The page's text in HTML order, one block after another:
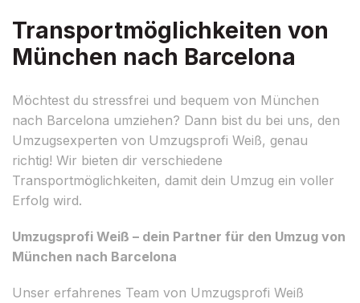
Transportmöglichkeiten von
München nach Barcelona
Möchtest du stressfrei und bequem von München
nach Barcelona umziehen? Dann bist du bei uns, den
Umzugsexperten von Umzugsprofi Weiß, genau
richtig! Wir bieten dir verschiedene
Transportmöglichkeiten, damit dein Umzug ein voller
Erfolg wird.
Umzugsprofi Weiß – dein Partner für den Umzug von
München nach Barcelona
Unser erfahrenes Team von Umzugsprofi Weiß